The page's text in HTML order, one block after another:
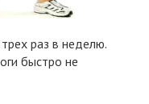
раз в неделю.
быстро не